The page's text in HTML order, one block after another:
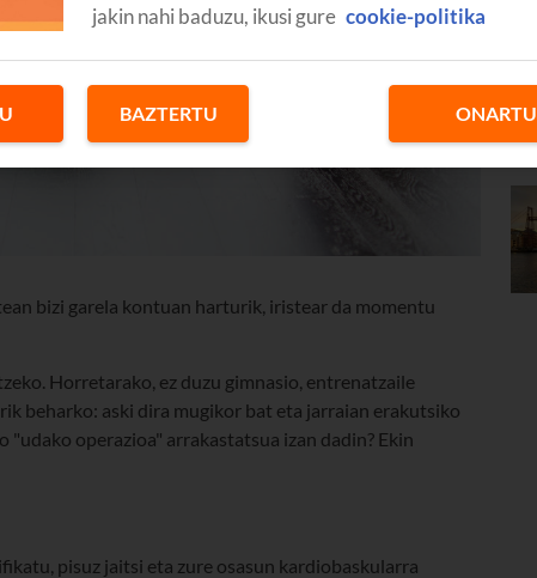
bizi garela kontuan harturik, iristear da momentu
Horretarako, ez duzu gimnasio, entrenatzaile
beharko: aski dira mugikor bat eta jarraian erakutsiko
"udako operazioa" arrakastatsua izan dadin? Ekin
pisuz jaitsi eta zure osasun kardiobaskularra
jakin nahi baduzu, ikusi gure cookie-politika
BAZTERTU ONARTU